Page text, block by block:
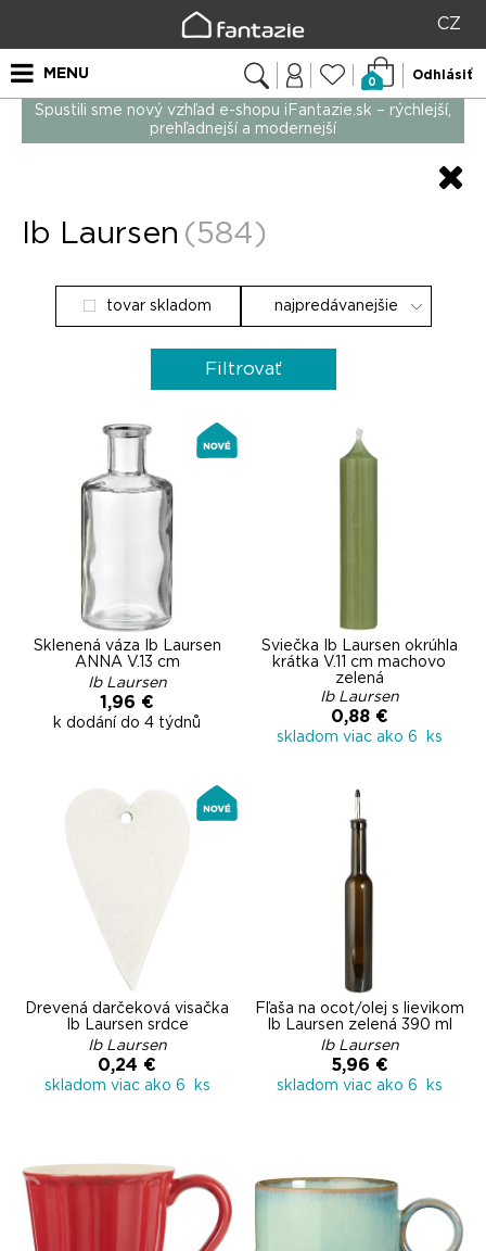
CZ
MENU
0
Odhlásiť
Spustili sme nový vzhľad e-shopu iFantazie.sk – rýchlejší,
prehľadnejší a modernejší
Ib Laursen (584)
tovar skladom
Filtrovať
Sklenená váza Ib Laursen
ANNA V.13 cm
Ib Laursen
1,96 €
k dodání do 4 týdnů
Sviečka Ib Laursen okrúhla
krátka V.11 cm machovo
zelená
Ib Laursen
0,88 €
skladom viac ako 6 ks
Drevená darčeková visačka
Ib Laursen srdce
Ib Laursen
0,24 €
skladom viac ako 6 ks
Fľaša na ocot/olej s lievikom
Ib Laursen zelená 390 ml
Ib Laursen
5,96 €
skladom viac ako 6 ks